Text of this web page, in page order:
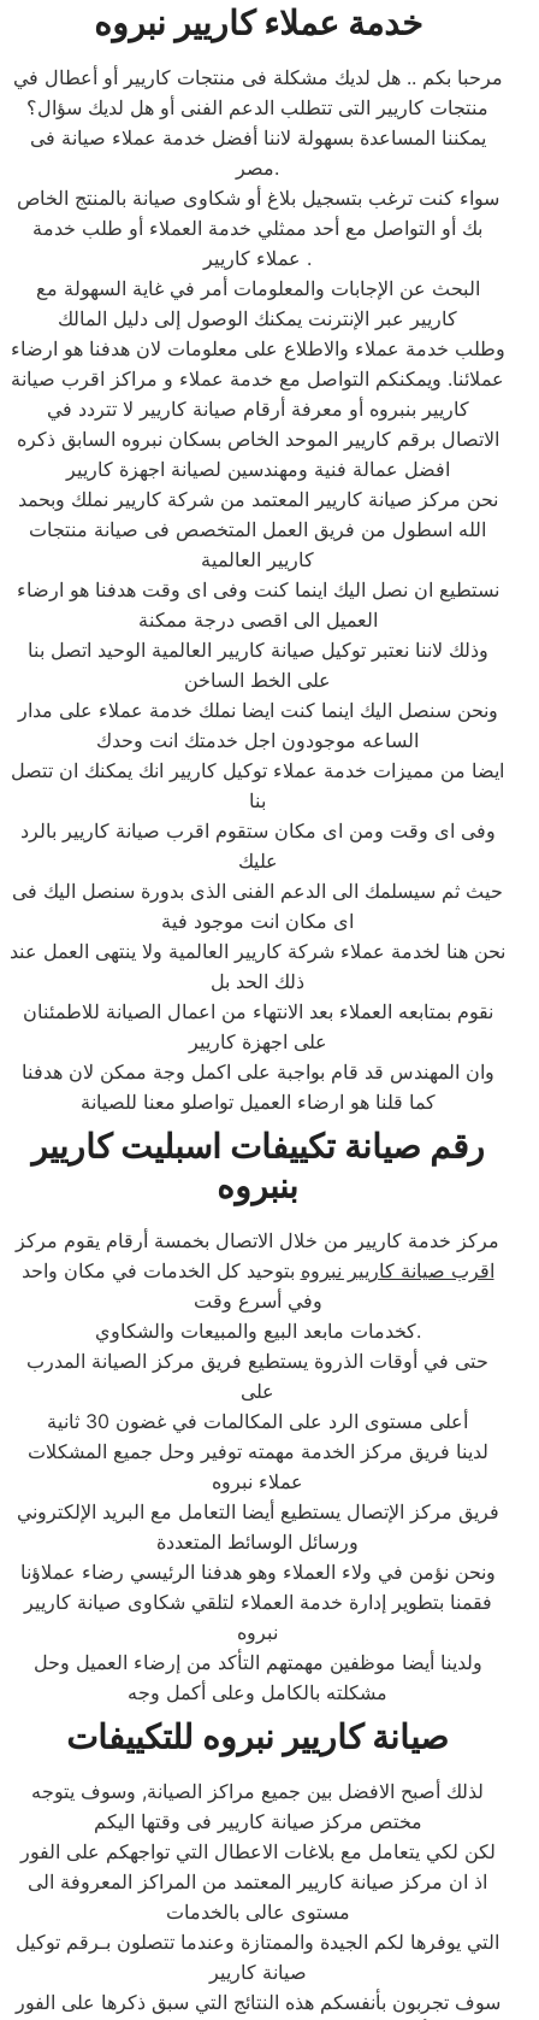
خدمة عملاء كاريير نبروه
مرحبا بكم .. هل لديك مشكلة فى منتجات كاريير أو أعطال في
منتجات كاريير التى تتطلب الدعم الفنى أو هل لديك سؤال؟
يمكننا المساعدة بسهولة لاننا أفضل خدمة عملاء صيانة فى
مصر.
سواء كنت ترغب بتسجيل بلاغ أو شكاوى صيانة بالمنتج الخاص
بك أو التواصل مع أحد ممثلي خدمة العملاء أو طلب خدمة
عملاء كاريير .
البحث عن الإجابات والمعلومات أمر في غاية السهولة مع
كاريير عبر الإنترنت يمكنك الوصول إلى دليل المالك
وطلب خدمة عملاء والاطلاع على معلومات لان هدفنا هو ارضاء
عملائنا. ويمكنكم التواصل مع خدمة عملاء و مراكز اقرب صيانة
كاريير بنبروه أو معرفة أرقام صيانة كاريير لا تتردد في
الاتصال برقم كاريير الموحد الخاص بسكان نبروه السابق ذكره
افضل عمالة فنية ومهندسين لصيانة اجهزة كاريير
نحن مركز صيانة كاريير المعتمد من شركة كاريير نملك وبحمد
الله اسطول من فريق العمل المتخصص فى صيانة منتجات
كاريير العالمية
نستطيع ان نصل اليك اينما كنت وفى اى وقت هدفنا هو ارضاء
العميل الى اقصى درجة ممكنة
وذلك لاننا نعتبر توكيل صيانة كاريير العالمية الوحيد اتصل بنا
على الخط الساخن
ونحن سنصل اليك اينما كنت ايضا نملك خدمة عملاء على مدار
الساعه موجودون اجل خدمتك انت وحدك
ايضا من مميزات خدمة عملاء توكيل كاريير انك يمكنك ان تتصل
بنا
وفى اى وقت ومن اى مكان ستقوم اقرب صيانة كاريير بالرد
عليك
حيث ثم سيسلمك الى الدعم الفنى الذى بدورة سنصل اليك فى
اى مكان انت موجود فية
نحن هنا لخدمة عملاء شركة كاريير العالمية ولا ينتهى العمل عند
ذلك الحد بل
نقوم بمتابعه العملاء بعد الانتهاء من اعمال الصيانة للاطمئنان
على اجهزة كاريير
وان المهندس قد قام بواجبة على اكمل وجة ممكن لان هدفنا
كما قلنا هو ارضاء العميل تواصلو معنا للصيانة
رقم صيانة تكييفات اسبليت كاريير
بنبروه
مركز خدمة كاريير من خلال الاتصال بخمسة أرقام يقوم مركز
اقرب صيانة كاريير نبروه بتوحيد كل الخدمات في مكان واحد
وفي أسرع وقت
كخدمات مابعد البيع والمبيعات والشكاوي.
حتى في أوقات الذروة يستطيع فريق مركز الصيانة المدرب
على
أعلى مستوى الرد على المكالمات في غضون 30 ثانية
لدينا فريق مركز الخدمة مهمته توفير وحل جميع المشكلات
عملاء نبروه
فريق مركز الإتصال يستطيع أيضا التعامل مع البريد الإلكتروني
ورسائل الوسائط المتعددة
ونحن نؤمن في ولاء العملاء وهو هدفنا الرئيسي رضاء عملاؤنا
فقمنا بتطوير إدارة خدمة العملاء لتلقي شكاوى صيانة كاريير
نبروه
ولدينا أيضا موظفين مهمتهم التأكد من إرضاء العميل وحل
مشكلته بالكامل وعلى أكمل وجه
صيانة كاريير نبروه للتكييفات
لذلك أصبح الافضل بين جميع مراكز الصيانة, وسوف يتوجه
مختص مركز صيانة كاريير فى وقتها اليكم
لكن لكي يتعامل مع بلاغات الاعطال التي تواجهكم على الفور
اذ ان مركز صيانة كاريير المعتمد من المراكز المعروفة الى
مستوى عالى بالخدمات
التي يوفرها لكم الجيدة والممتازة وعندما تتصلون بـرقم توكيل
صيانة كاريير
سوف تجربون بأنفسكم هذه النتائج التي سبق ذكرها على الفور